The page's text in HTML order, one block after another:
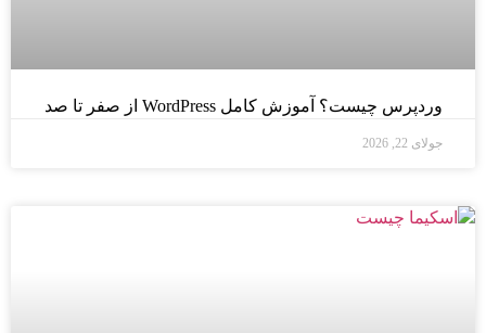
وردپرس چیست؟ آموزش کامل WordPress از صفر تا صد
جولای 22, 2026